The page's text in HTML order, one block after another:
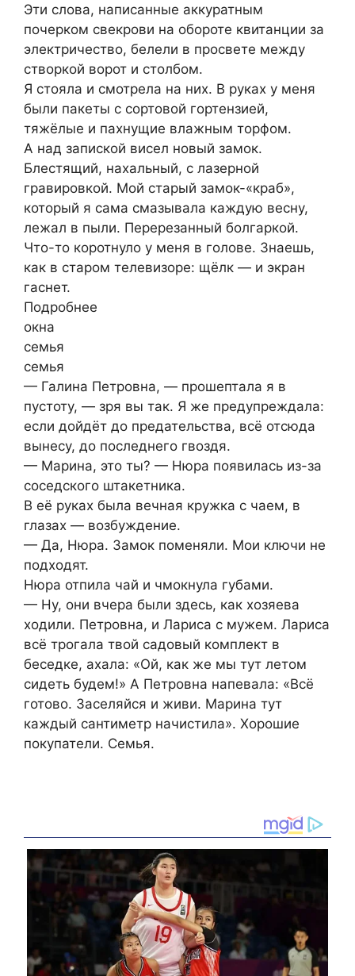
Эти слова, написанные аккуратным
почерком свекрови на обороте квитанции за
электричество, белели в просвете между
створкой ворот и столбом.
Я стояла и смотрела на них. В руках у меня
были пакеты с сортовой гортензией,
тяжёлые и пахнущие влажным торфом.
А над запиской висел новый замок.
Блестящий, нахальный, с лазерной
гравировкой. Мой старый замок-«краб»,
который я сама смазывала каждую весну,
лежал в пыли. Перерезанный болгаркой.
Что-то коротнуло у меня в голове. Знаешь,
как в старом телевизоре: щёлк — и экран
гаснет.
Подробнее
окна
семья
семья
— Галина Петровна, — прошептала я в
пустоту, — зря вы так. Я же предупреждала:
если дойдёт до предательства, всё отсюда
вынесу, до последнего гвоздя.
— Марина, это ты? — Нюра появилась из-за
соседского штакетника.
В её руках была вечная кружка с чаем, в
глазах — возбуждение.
— Да, Нюра. Замок поменяли. Мои ключи не
подходят.
Нюра отпила чай и чмокнула губами.
— Ну, они вчера были здесь, как хозяева
ходили. Петровна, и Лариса с мужем. Лариса
всё трогала твой садовый комплект в
беседке, ахала: «Ой, как же мы тут летом
сидеть будем!» А Петровна напевала: «Всё
готово. Заселяйся и живи. Марина тут
каждый сантиметр начистила». Хорошие
покупатели. Семья.